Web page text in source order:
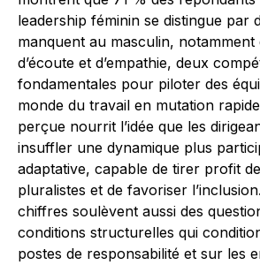
leadership féminin se distingue par
manquent au masculin, notamment
d’écoute et d’empathie, deux
fondamentales pour piloter des
monde du travail en mutation
perçue nourrit l’idée que les
insuffler une dynamique plus
adaptative, capable de tirer profit
pluralistes et de favoriser
chiffres soulèvent aussi des
conditions structurelles qui
postes de responsabilité et sur les